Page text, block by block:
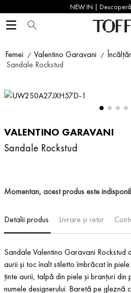
NEW IN |
Femei Valentino Garavani
Sandale Rockstud
VALENTINO GARAVANI
Sandale Rockstud
Momentan, acest produs este
Detalii produs Livrare și retur
Sandale Valentino Garavani Rockstud
aurii și toc înalt stiletto îmbrăcat în
ținte aurii, talpă din piele și branțuri din
numele designerului. Baretă pe gleznă